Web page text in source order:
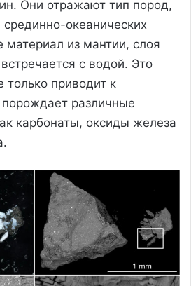
Они отражают тип пород,
океанических
материал из мантии, слоя
с водой. Это
только приводит к
различные
карбонаты, оксиды железа